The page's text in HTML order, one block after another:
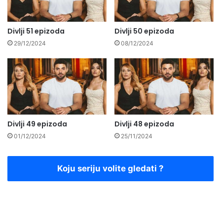
Divlji 51 epizoda
29/12/2024
Divlji 50 epizoda
08/12/2024
Divlji 49 epizoda
01/12/2024
Divlji 48 epizoda
25/11/2024
Koju seriju volite gledati ?